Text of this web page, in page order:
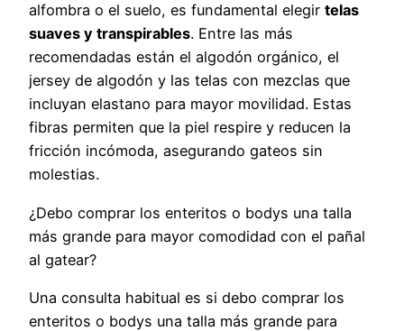
alfombra o el suelo, es fundamental elegir telas
suaves y transpirables. Entre las más
recomendadas están el algodón orgánico, el
jersey de algodón y las telas con mezclas que
incluyan elastano para mayor movilidad. Estas
fibras permiten que la piel respire y reducen la
fricción incómoda, asegurando gateos sin
molestias.
¿Debo comprar los enteritos o bodys una talla
más grande para mayor comodidad con el pañal
al gatear?
Una consulta habitual es si debo comprar los
enteritos o bodys una talla más grande para